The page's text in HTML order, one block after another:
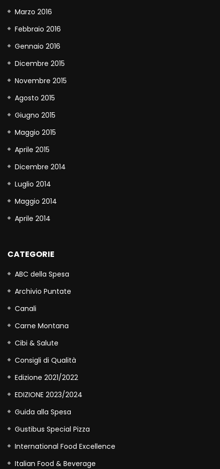
Marzo 2016
Febbraio 2016
Gennaio 2016
Dicembre 2015
Novembre 2015
Agosto 2015
Giugno 2015
Maggio 2015
Aprile 2015
Dicembre 2014
Luglio 2014
Maggio 2014
Aprile 2014
CATEGORIE
ABC della Spesa
Archivio Puntate
Canali
Carne Montana
Cibi & Salute
Consigli di Qualità
Edizione 2021/2022
EDIZIONE 2023/2024
Guida alla Spesa
Gustibus Special Pizza
International Food Excellence
Italian Food & Beverage